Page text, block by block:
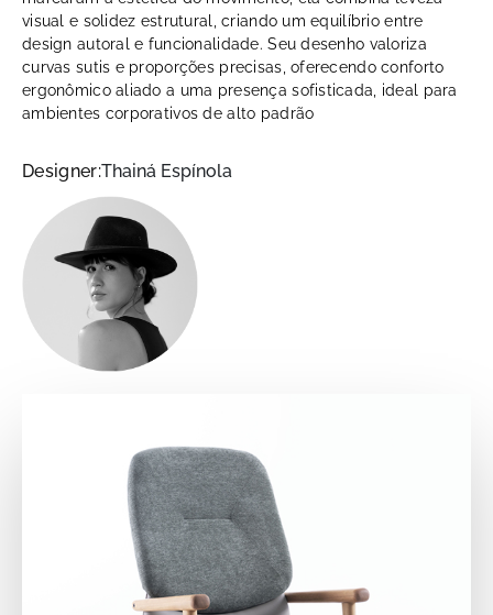
visual e solidez estrutural, criando um equilíbrio entre
design autoral e funcionalidade. Seu desenho valoriza
curvas sutis e proporções precisas, oferecendo conforto
ergonômico aliado a uma presença sofisticada, ideal para
ambientes corporativos de alto padrão
Designer:Thainá Espínola